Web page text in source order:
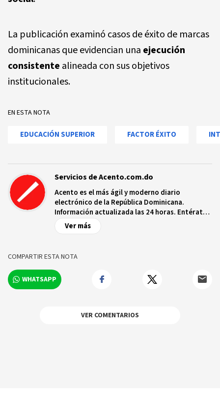
La publicación examinó casos de éxito de marcas
dominicanas que evidencian una ejecución
consistente alineada con sus objetivos
institucionales.
EN ESTA NOTA
EDUCACIÓN SUPERIOR FACTOR ÉXITO
Servicios de Acento.com.do
Acento es el más ágil y moderno diario
electrónico de la República Dominicana.
Información actualizada las 24 horas. Entérate
de las noticias y sucesos más importantes a
nivel nacional e internacional, videos y fotos
Ver más
COMPARTIR ESTA NOTA
WHATSAPP
VER COMENTARIOS